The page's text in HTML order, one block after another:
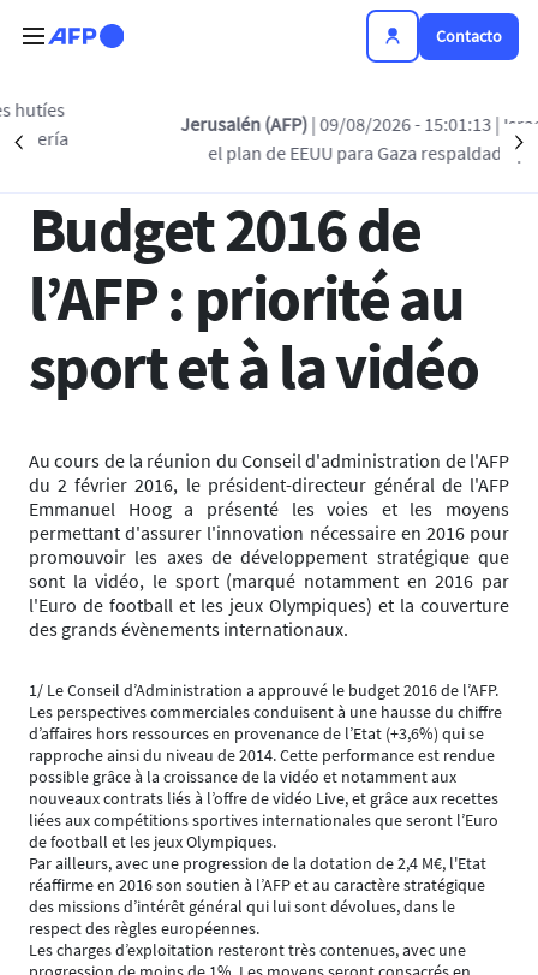
Contacto
Précédent
Jerusalén (AFP)| 09/08/2026 - 15:01:13| Israel
el plan de EEUU para Gaza respaldado por Hamás
Regreso a la lista
Budget 2016 de
l’AFP : priorité au
sport et à la vidéo
Au cours de la réunion du Conseil d'administration de l'AFP
du 2 février 2016, le président-directeur général de l'AFP
Emmanuel Hoog a présenté les voies et les moyens
permettant d'assurer l'innovation nécessaire en 2016 pour
promouvoir les axes de développement stratégique que
sont la vidéo, le sport (marqué notamment en 2016 par
l'Euro de football et les jeux Olympiques) et la couverture
des grands évènements internationaux.
1/ Le Conseil d’Administration a approuvé le budget 2016 de l’AFP.
Les perspectives commerciales conduisent à une hausse du chiffre
d’affaires hors ressources en provenance de l’Etat (+3,6%) qui se
rapproche ainsi du niveau de 2014. Cette performance est rendue
possible grâce à la croissance de la vidéo et notamment aux
nouveaux contrats liés à l’offre de vidéo Live, et grâce aux recettes
liées aux compétitions sportives internationales que seront l’Euro
de football et les jeux Olympiques.
Par ailleurs, avec une progression de la dotation de 2,4 M€, l'Etat
réaffirme en 2016 son soutien à l’AFP et au caractère stratégique
des missions d’intérêt général qui lui sont dévolues, dans le
respect des règles européennes.
Les charges d’exploitation resteront très contenues, avec une